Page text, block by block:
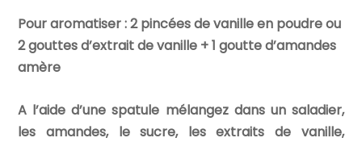
Pour aromatiser : 2 pincées de vanille en poudre ou
2 gouttes d’extrait de vanille + 1 goutte d’amandes
amère
A l’aide d’une spatule mélangez dans un saladier,
les amandes, le sucre, les extraits de vanille,